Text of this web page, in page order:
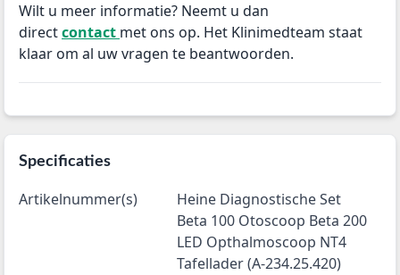
Wilt u meer informatie? Neemt u dan
directcontact met ons op. Het Klinimedteam staat
klaar om al uw vragen te beantwoorden.
Specificaties
Artikelnummer(s)
Heine Diagnostische Set
Beta 100 Otoscoop Beta 200
LED Opthalmoscoop NT4
Tafellader (A-234.25.420)